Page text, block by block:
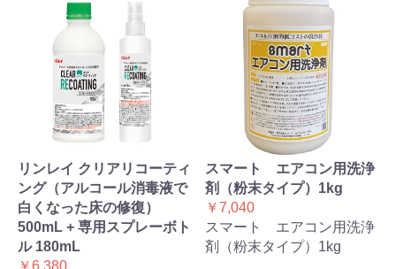
リンレイ クリアリコーティ
ング（アルコール消毒液で
白くなった床の修復）
500mL + 専用スプレーボト
ル 180mL
￥6,380
スマート エアコン用洗浄
剤（粉末タイプ）1kg
￥7,040
スマート エアコン用洗浄
剤（粉末タイプ）1kg